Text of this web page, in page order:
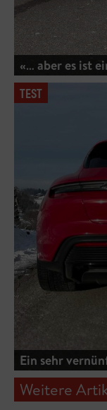
«… aber es ist
TEST
Ein sehr
Weitere